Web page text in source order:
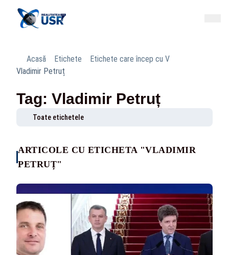
Acasă Etichete
Etichete care încep cu V
Vladimir Petruț
Tag: Vladimir Petruț
Toate etichetele
ARTICOLE CU ETICHETA "VLADIMIR
PETRUȚ"